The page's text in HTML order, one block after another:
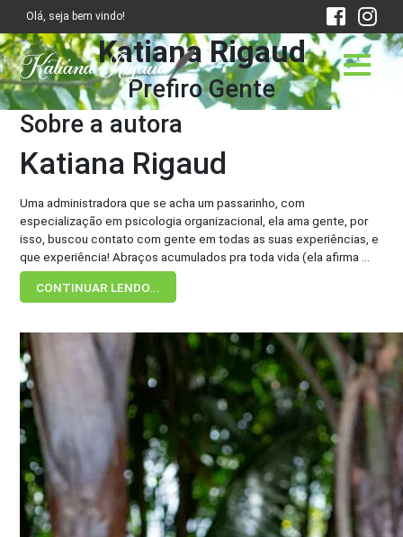
Olá, seja bem vindo!
Katiana Rigaud
Prefiro Gente
Sobre a autora
Katiana Rigaud
Uma administradora que se acha um passarinho, com
especialização em psicologia organizacional, ela ama gente, por
isso, buscou contato com gente em todas as suas experiências, e
que experiência! Abraços acumulados pra toda vida (ela afirma ...
CONTINUAR LENDO...